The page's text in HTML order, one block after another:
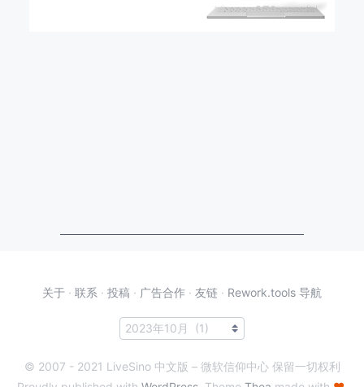
关于 · 联系 · 投稿 · 广告合作 · 友链 · Rework.tools 导航
© 2007 - 2021 LiveSino 中文版 – 微软信仰中心 保留一切权利